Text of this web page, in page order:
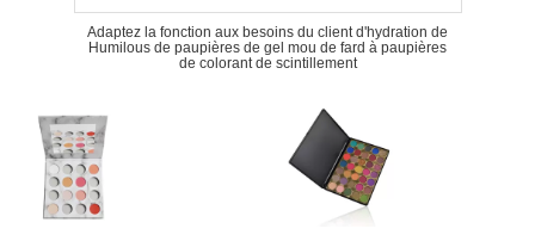
Adaptez la fonction aux besoins du client d'hydration de
Humilous de paupières de gel mou de fard à paupières
de colorant de scintillement